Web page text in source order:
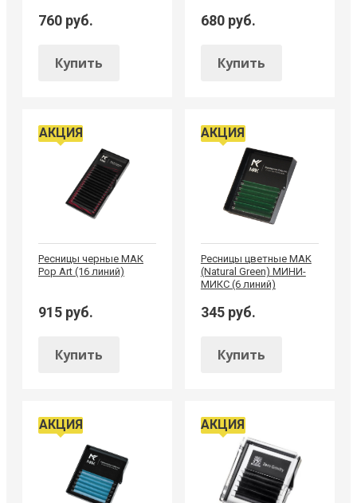
760 руб.
Купить
680 руб.
Купить
АКЦИЯ
Ресницы черные МАК
Pop Art (16 линий)
915 руб.
Купить
АКЦИЯ
Ресницы цветные MAK
(Natural Green) МИНИ-
МИКС (6 линий)
345 руб.
Купить
АКЦИЯ АКЦИЯ